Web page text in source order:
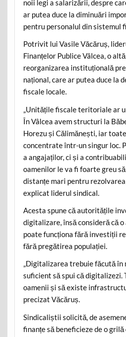
noii legi a salarizării, despre
ar putea duce la diminuări
pentru personalul din sistemul
Potrivit lui Vasile Văcăruș,
Finanțelor Publice Vâlcea, o
reorganizarea instituțională
național, care ar putea duce la
fiscale locale.
„Unitățile fiscale teritoriale ar
În Vâlcea avem structuri la
Horezu și Călimănești, iar
concentrate într-un singur loc.
a angajaților, ci și a
oamenilor le va fi foarte greu
distanțe mari pentru rezolvarea
explicat liderul sindical.
Acesta spune că autoritățile
digitalizare, însă consideră că
poate funcționa fără investiții
fără pregătirea populației.
„Digitalizarea trebuie făcută în
suficient să spui că digitalizezi.
oamenii și să existe
precizat Văcăruș.
Sindicaliștii solicită, de
finanțe să beneficieze de o